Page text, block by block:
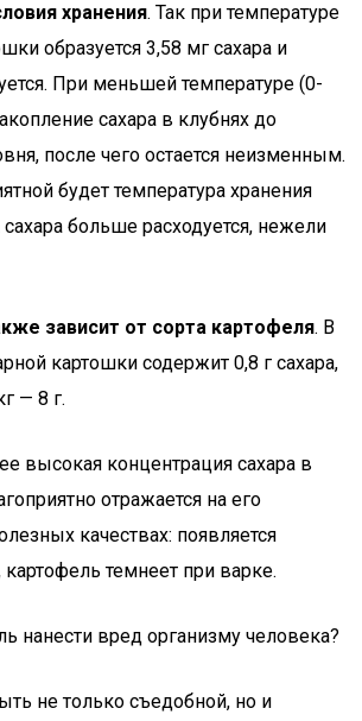
хранения. Так при температуре
образуется 3,58 мг сахара и
При меньшей температуре (0-
сахара в клубнях до
после чего остается неизменным.
будет температура хранения
больше расходуется, нежели
зависит от сорта картофеля. В
картошки содержит 0,8 г сахара,
— 8 г.
высокая концентрация сахара в
отражается на его
качествах: появляется
картофель темнеет при варке.
нанести вред организму человека?
не только съедобной, но и